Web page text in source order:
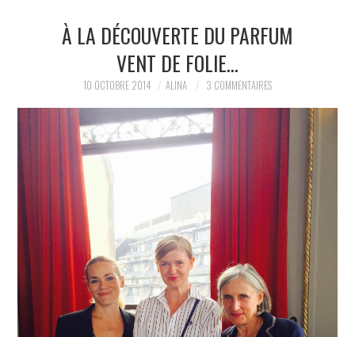
DANS MON BLOG, JE VEUX
PARTAGER MES
TROUVAILLES ET MES
ENVIES DANS LA MODE, LE
LUXE ET LA BEAUTÉ EN Y
AJOUTANT MON PETIT
GRAIN DE FOLIE ET MES
PETITS TUYAUX…
À LA DÉCOUVERTE DU PARFUM
VENT DE FOLIE…
10 OCTOBRE 2014 ALINA 3 COMMENTAIRES